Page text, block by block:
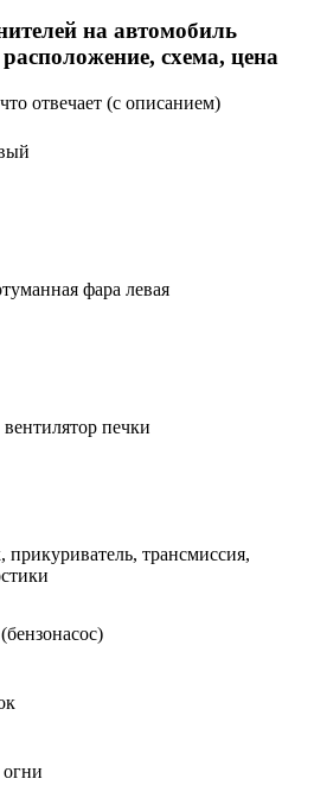
на автомобиль
схема, цена
отвечает (с описанием)
фара левая
печки
трансмиссия,